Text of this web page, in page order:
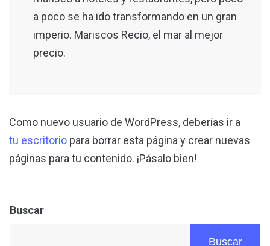
a poco se ha ido transformando en un gran
imperio. Mariscos Recio, el mar al mejor
precio.
Como nuevo usuario de WordPress, deberías ir a
tu escritorio para borrar esta página y crear nuevas
páginas para tu contenido. ¡Pásalo bien!
Buscar
Buscar